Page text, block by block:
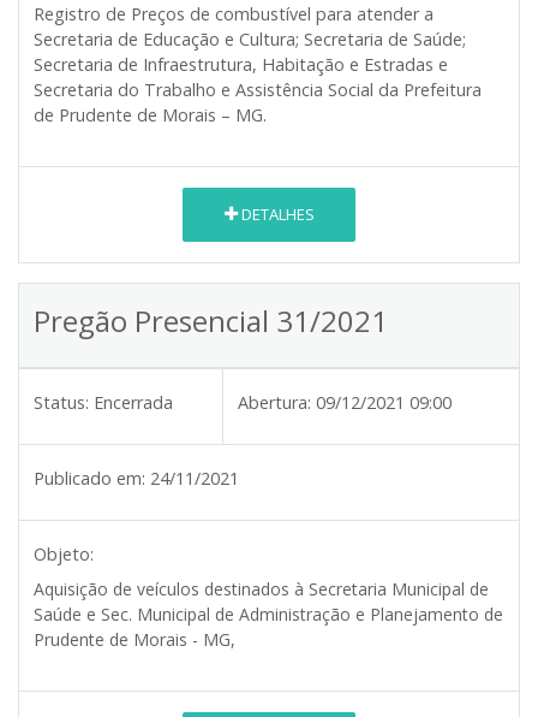
Registro de Preços de combustível para atender a
Secretaria de Educação e Cultura; Secretaria de Saúde;
Secretaria de Infraestrutura, Habitação e Estradas e
Secretaria do Trabalho e Assistência Social da Prefeitura
de Prudente de Morais – MG.
DETALHES
Pregão Presencial 31/2021
Status: Encerrada Abertura: 09/12/2021 09:00
Publicado em: 24/11/2021
Objeto:
Aquisição de veículos destinados à Secretaria Municipal de
Saúde e Sec. Municipal de Administração e Planejamento de
Prudente de Morais - MG,